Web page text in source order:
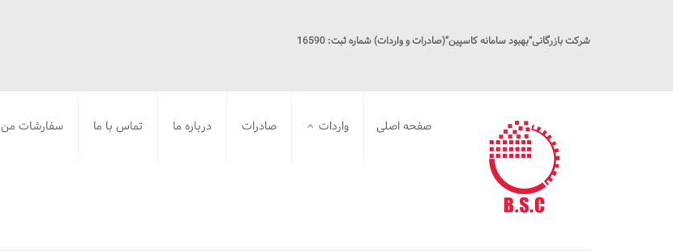
شرکت بازرگانی”بهبود سامانه کاسپین”(صادرات و واردات) شماره ثبت: 16590
صفحه اصلی واردات صادرات درباره ما تماس با ما سفارشات من